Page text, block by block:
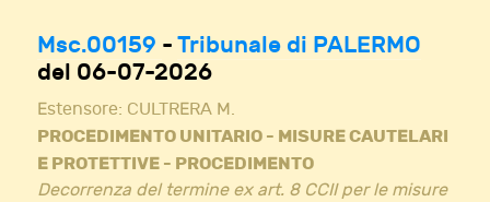
Msc.00159 - Tribunale di PALERMO
del 06-07-2026
Estensore: CULTRERA M.
PROCEDIMENTO UNITARIO - MISURE CAUTELARI
E PROTETTIVE - PROCEDIMENTO
Decorrenza del termine ex art. 8 CCII per le misure